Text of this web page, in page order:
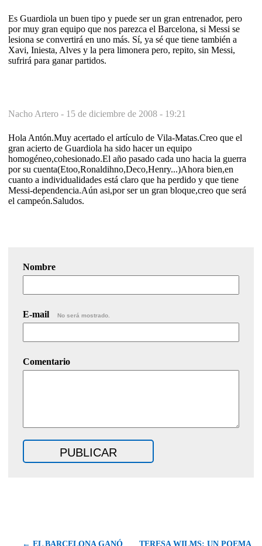
Es Guardiola un buen tipo y puede ser un gran entrenador, pero
por muy gran equipo que nos parezca el Barcelona, si Messi se
lesiona se convertirá en uno más. Sí, ya sé que tiene también a
Xavi, Iniesta, Alves y la pera limonera pero, repito, sin Messi,
sufrirá para ganar partidos.
Nacho Artero - 15 de diciembre de 2008 - 19:21
Hola Antón.Muy acertado el artículo de Vila-Matas.Creo que el
gran acierto de Guardiola ha sido hacer un equipo
homogéneo,cohesionado.El año pasado cada uno hacia la guerra
por su cuenta(Etoo,Ronaldihno,Deco,Henry...)Ahora bien,en
cuanto a individualidades está claro que ha perdido y que tiene
Messi-dependencia.Aún asi,por ser un gran bloque,creo que será
el campeón.Saludos.
Nombre
E-mail No será mostrado.
Comentario
← EL BARCELONA GANÓ TERESA WILMS: UN POEMA